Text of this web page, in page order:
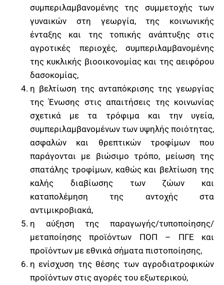
συμπεριλαμβανομένης της συμμετοχής των
γυναικών στη γεωργία, της κοινωνικής
ένταξης και της τοπικής ανάπτυξης στις
αγροτικές περιοχές, συμπεριλαμβανομένης
της κυκλικής βιοοικονομίας και της αειφόρου
δασοκομίας,
η βελτίωση της ανταπόκρισης της γεωργίας
της Ένωσης στις απαιτήσεις της κοινωνίας
σχετικά με τα τρόφιμα και την υγεία,
συμπεριλαμβανομένων των υψηλής ποιότητας,
ασφαλών και θρεπτικών τροφίμων που
παράγονται με βιώσιμο τρόπο, μείωση της
σπατάλης τροφίμων, καθώς και βελτίωση της
καλής διαβίωσης των ζώων και
καταπολέμηση της αντοχής στα
αντιμικροβιακά,
η αύξηση της παραγωγής/τυποποίησης/
μεταποίησης προϊόντων ΠΟΠ – ΠΓΕ και
προϊόντων με εθνικά σήματα πιστοποίησης,
η ενίσχυση της θέσης των αγροδιατροφικών
προϊόντων στις αγορές του εξωτερικού,